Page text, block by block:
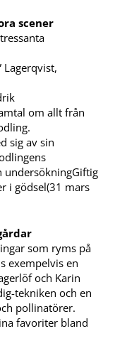
scener
Lagerqvist,
om allt från
sig av sin
undersökningGiftig
i gödsel(31 mars
som ryms på
exempelvis en
och Karin
tekniken och en
pollinatörer.
favoriter bland